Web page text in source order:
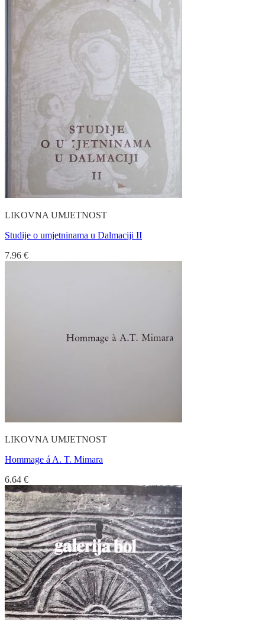
LIKOVNA UMJETNOST
Studije o umjetninama u Dalmaciji II
7.96 €
LIKOVNA UMJETNOST
Hommage á A. T. Mimara
6.64 €